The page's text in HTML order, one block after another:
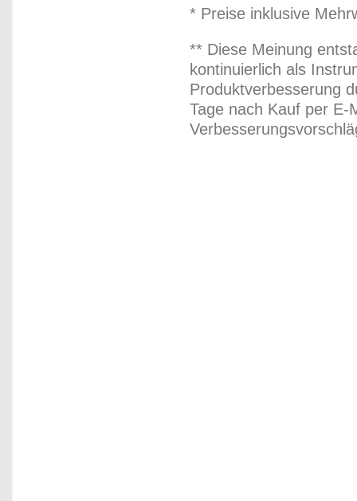
* Preise inklusive
** Diese Meinung
kontinuierlich als
Produktverbesserung
Tage nach Kauf per E-